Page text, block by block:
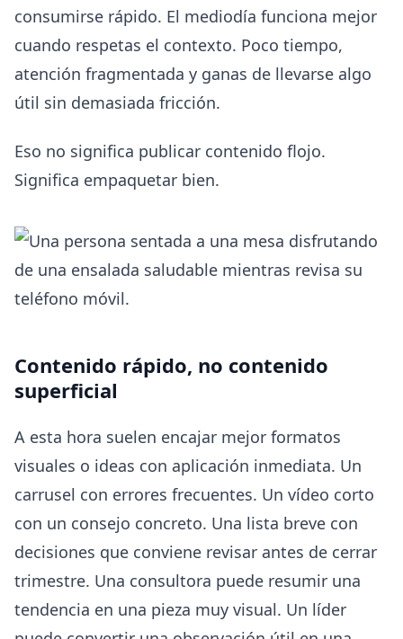
consumirse rápido. El mediodía funciona mejor
cuando respetas el contexto. Poco tiempo,
atención fragmentada y ganas de llevarse algo
útil sin demasiada fricción.
Eso no significa publicar contenido flojo.
Significa empaquetar bien.
Contenido rápido, no contenido
superficial
A esta hora suelen encajar mejor formatos
visuales o ideas con aplicación inmediata. Un
carrusel con errores frecuentes. Un vídeo corto
con un consejo concreto. Una lista breve con
decisiones que conviene revisar antes de cerrar
trimestre. Una consultora puede resumir una
tendencia en una pieza muy visual. Un líder